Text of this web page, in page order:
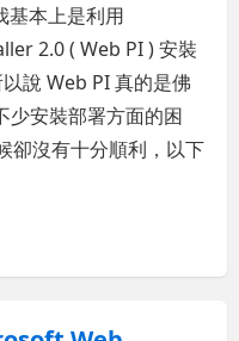
基本上是利用
2.0 ( Web PI ) 安裝
說 Web PI 真的是佛
少安裝部署方面的困
卻沒有十分順利，以下